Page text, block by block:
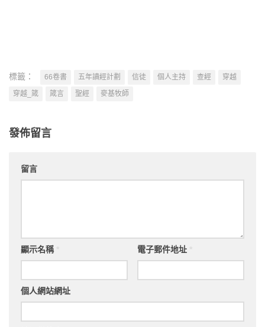
標籤： 66卷書 五年讀經計劃 信徒 個人主持 查經
穿越
穿越_箴
箴言 聖經 麥基牧師
發佈留言
留言
顯示名稱 電子郵件地址
個人網站網址